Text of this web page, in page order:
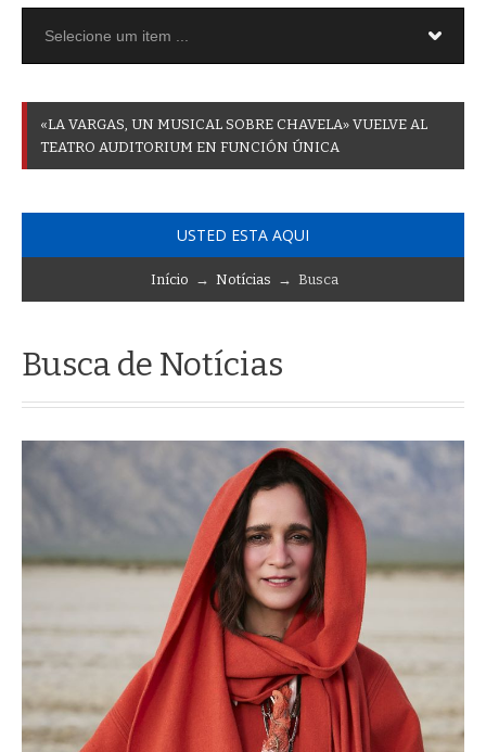
«LA VARGAS UN MUSICAL SOBRE CHAVELA» VUELVE AL
TEATRO AUDITORIUM EN FUNCIÓN ÚNICA
USTED ESTA AQUI
Início → Notícias → Busca
Busca de Notícias